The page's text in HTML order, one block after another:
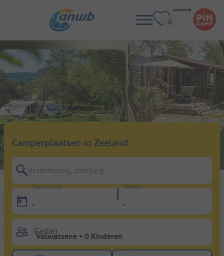
Camperplaatsen in Zeeland
Bestemming, camping
Aankomst
-
Vertrek
-
Gasten